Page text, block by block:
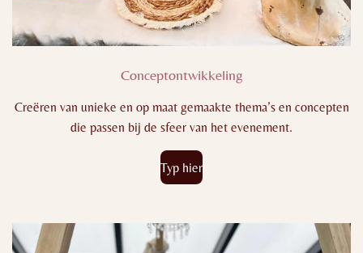
Conceptontwikkeling
Creëren van unieke en op maat gemaakte thema’s en concepten
die passen bij de sfeer van het evenement.
Typ hier